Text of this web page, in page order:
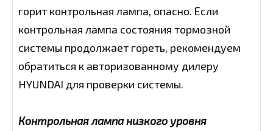
горит контрольная лампа, опасно. Если
контрольная лампа состояния тормозной
системы продолжает гореть, рекомендуем
обратиться к авторизованному дилеру
HYUNDAI для проверки системы.
Контрольная лампа низкого уровня